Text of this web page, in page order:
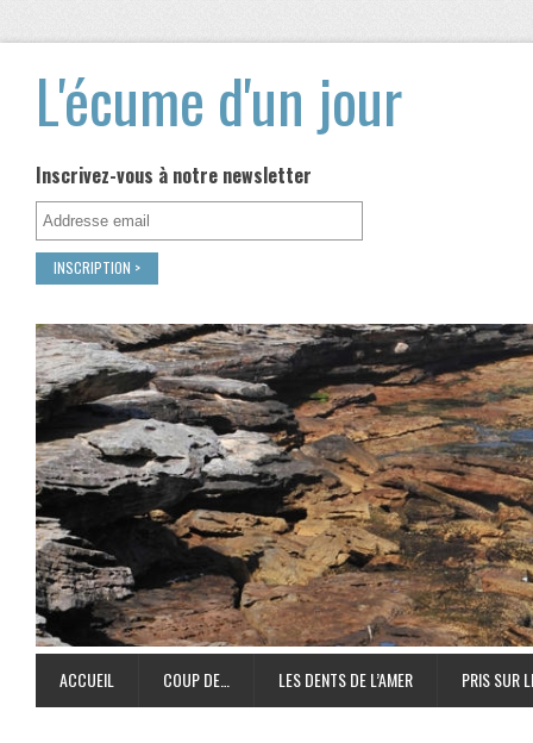
L'écume d'un jour
Inscrivez-vous à notre newsletter
ACCUEIL COUP DE… LES DENTS DE L’AMER PRIS SUR